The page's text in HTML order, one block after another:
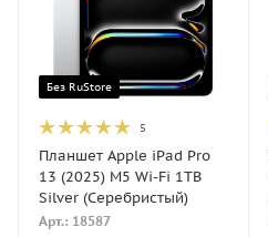
Без RuStore
5
Планшет Apple iPad Pro
13 (2025) M5 Wi-Fi 1TB
Silver (Серебристый)
Арт.: 18587